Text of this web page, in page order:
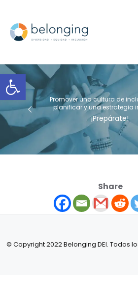
Open toolbar
Promover una cultura de
planificar y una estrategia
¡Prepárate!
Share
© Copyright 2022 Belonging DEI. Todos